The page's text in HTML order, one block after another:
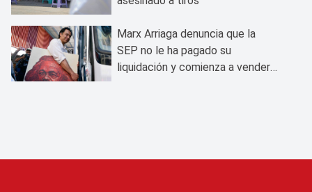
Marx Arriaga denuncia que la
SEP no le ha pagado su
liquidación y comienza a vender